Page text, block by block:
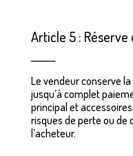
Article 5 :
Le vendeur conserve
jusqu’à complet
principal et
risques de perte ou
l’acheteur.